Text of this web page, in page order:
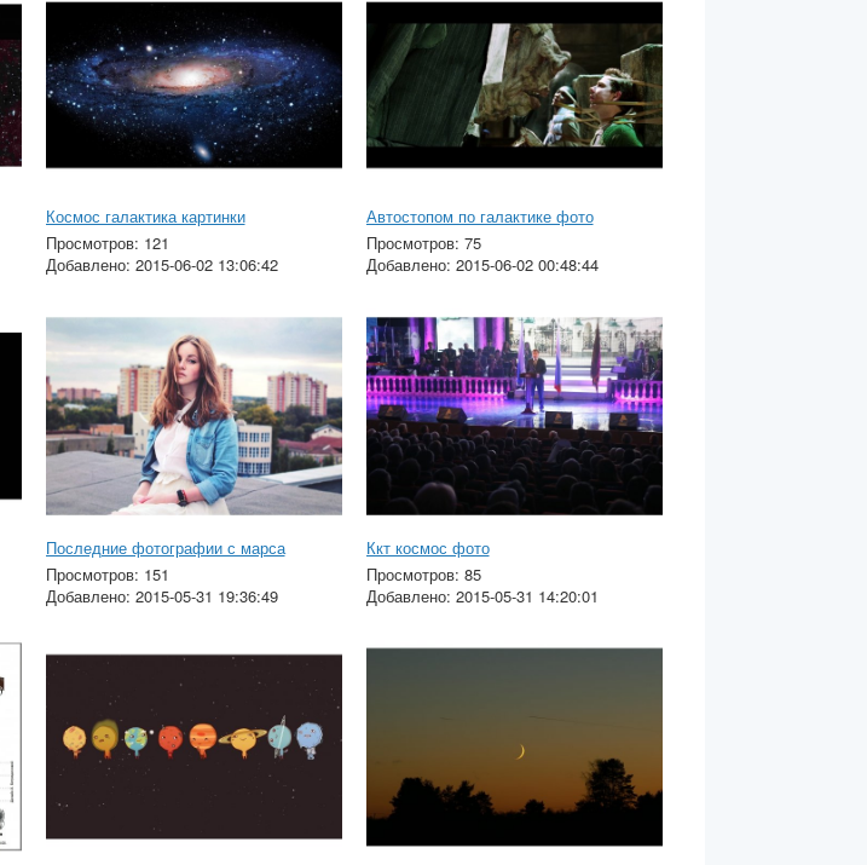
Космос галактика картинки
Просмотров: 121
Добавлено: 2015-06-02 13:06:42
Автостопом по галактике фото
Просмотров: 75
Добавлено: 2015-06-02 00:48:44
Последние фотографии с марса
Просмотров: 151
Добавлено: 2015-05-31 19:36:49
Ккт космос фото
Просмотров: 85
Добавлено: 2015-05-31 14:20:01